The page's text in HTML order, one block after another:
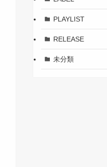
PLAYLIST
RELEASE
未分類